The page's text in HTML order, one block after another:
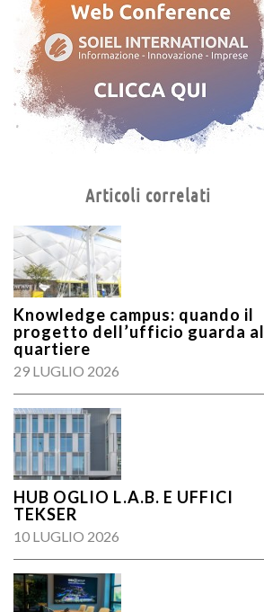
Articoli correlati
Knowledge campus: quando il
progetto dell’ufficio guarda al
quartiere
29 LUGLIO 2026
HUB OGLIO L.A.B. E UFFICI
TEKSER
10 LUGLIO 2026